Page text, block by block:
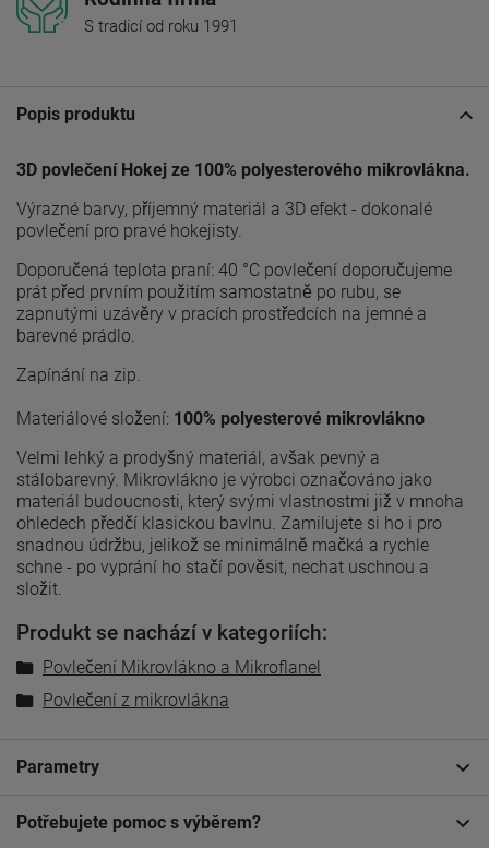
S tradicí od roku 1991
Popis produktu
3D povlečení Hokej ze 100% polyesterového mikrovlákna.
Výrazné barvy, příjemný materiál a 3D efekt - dokonalé
povlečení pro pravé hokejisty.
Doporučená teplota praní: 40 °C povlečení doporučujeme
prát před prvním použitím samostatně po rubu, se
zapnutými uzávěry v pracích prostředcích na jemné a
barevné prádlo.
Zapínání na zip.
Materiálové složení: 100% polyesterové mikrovlákno
Velmi lehký a prodyšný materiál, avšak pevný a
stálobarevný. Mikrovlákno je výrobci označováno jako
materiál budoucnosti, který svými vlastnostmi již v mnoha
ohledech předčí klasickou bavlnu. Zamilujete si ho i pro
snadnou údržbu, jelikož se minimálně mačká a rychle
schne - po vyprání ho stačí pověsit, nechat uschnou a
složit.
Produkt se nachází v kategoriích:
Povlečení Mikrovlákno a Mikroflanel
Povlečení z mikrovlákna
Parametry
Potřebujete pomoc s výběrem?